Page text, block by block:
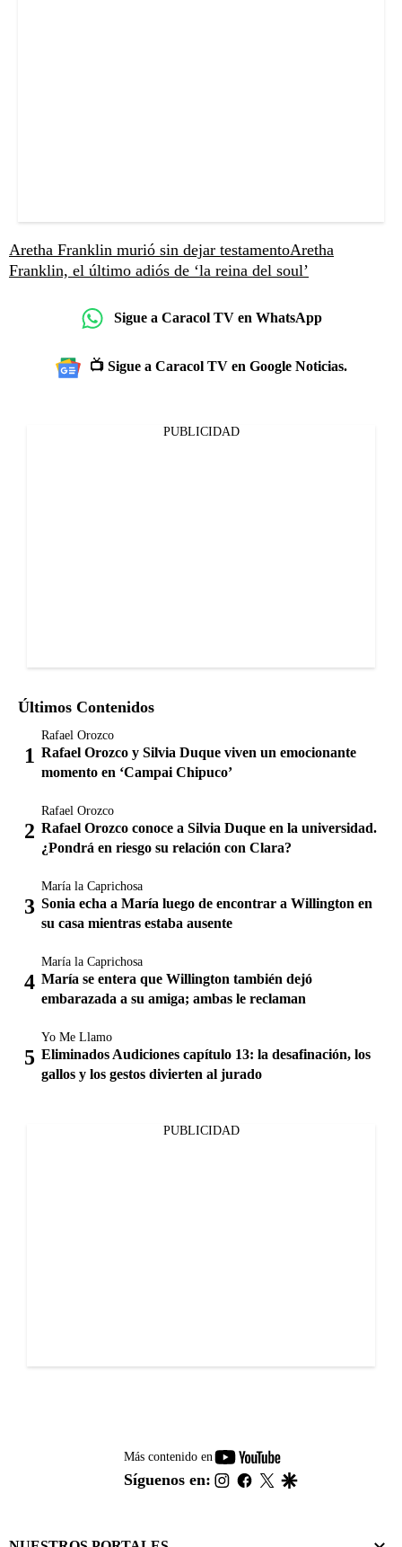
Aretha Franklin murió sin dejar testamentoAretha
Franklin, el último adiós de ‘la reina del soul’
Sigue a Caracol TV en WhatsApp
📺 Sigue a Caracol TV en Google Noticias.
PUBLICIDAD
Últimos Contenidos
Rafael Orozco
Rafael Orozco y Silvia Duque viven un emocionante
momento en ‘Campai Chipuco’
Rafael Orozco
Rafael Orozco conoce a Silvia Duque en la universidad.
¿Pondrá en riesgo su relación con Clara?
María la Caprichosa
Sonia echa a María luego de encontrar a Willington en
su casa mientras estaba ausente
María la Caprichosa
María se entera que Willington también dejó
embarazada a su amiga; ambas le reclaman
Yo Me Llamo
Eliminados Audiciones capítulo 13: la desafinación, los
gallos y los gestos divierten al jurado
PUBLICIDAD
Más contenido en
youtube-
footer
Síguenos en: instagram
facebook
twitter